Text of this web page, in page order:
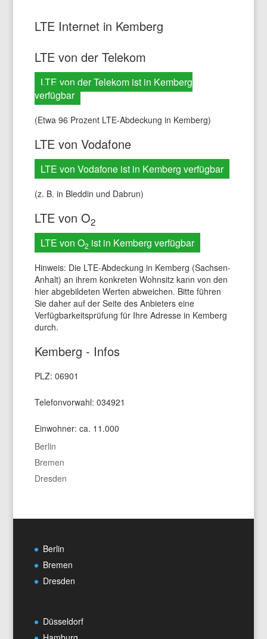
LTE Internet in Kemberg
LTE von der Telekom
LTE von der Telekom ist in Kemberg
verfügbar
(Etwa 96 Prozent LTE-Abdeckung in Kemberg)
LTE von Vodafone
LTE von Vodafone ist in Kemberg verfügbar
(z. B. in Bleddin und Dabrun)
LTE von O2
LTE von O2 ist in Kemberg verfügbar
Hinweis: Die LTE-Abdeckung in Kemberg (Sachsen-
Anhalt) an ihrem konkreten Wohnsitz kann von den
hier abgebildeten Werten abweichen. Bitte führen
Sie daher auf der Seite des Anbieters eine
Verfügbarkeitsprüfung für Ihre Adresse in Kemberg
durch.
Kemberg - Infos
PLZ: 06901
Telefonvorwahl: 034921
Einwohner: ca. 11.000
Berlin
Bremen
Dresden
Berlin
Bremen
Dresden
Düsseldorf